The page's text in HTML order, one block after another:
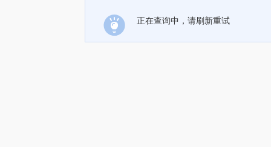
正在查询中，请刷新重试